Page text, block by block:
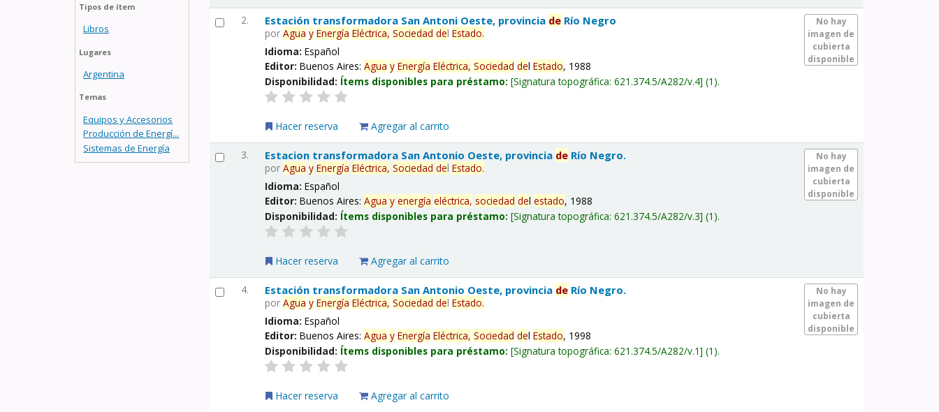
Tipos de ítem
Libros
Lugares
Argentina
Temas
Equipos y Accesorios
Producción de Energí...
Sistemas de Energía
2.
No hay
imagen de
cubierta
disponible
Estación transformadora San Antoni Oeste, provincia de Río Negro
porAgua y Energía Eléctrica, Sociedad delEstado.
Idioma:Español
Editor:Buenos Aires:Agua y Energía Eléctrica, Sociedad delEstado, 1988
Disponibilidad: Ítems disponibles para préstamo: Signatura topográfica:621.374.5/A282/v.4 (1).
Hacer reserva Agregar al carrito
3.
No hay
imagen de
cubierta
disponible
Estacion transformadora San Antonio Oeste, provincia de Río Negro.
porAgua y Energía Eléctrica, Sociedad delEstado.
Idioma:Español
Editor:Buenos Aires:Agua y energía eléctrica, sociedad delestado, 1988
Disponibilidad: Ítems disponibles para préstamo: Signatura topográfica:621.374.5/A282/v.3 (1).
Hacer reserva Agregar al carrito
4.
No hay
imagen de
cubierta
disponible
Estación transformadora San Antonio Oeste, provincia de Río Negro.
porAgua y Energía Eléctrica, Sociedad delEstado.
Idioma:Español
Editor:Buenos Aires:Agua y Energía Eléctrica, Sociedad delEstado, 1998
Disponibilidad: Ítems disponibles para préstamo: Signatura topográfica:621.374.5/A282/v.1 (1).
Hacer reserva Agregar al carrito